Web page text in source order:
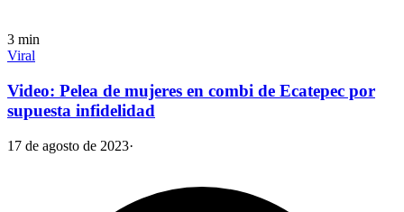
3 min
Viral
Video: Pelea de mujeres en combi de Ecatepec por
supuesta infidelidad
17 de agosto de 2023·